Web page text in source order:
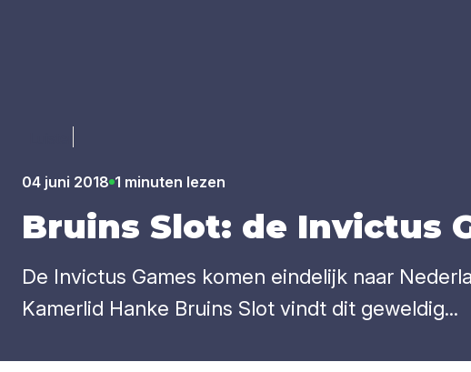
04 juni 2018 1 minuten lezen
Bruins Slot: de Invic­tus
De Invictus Games komen eindelijk naar
Kamerlid Hanke Bruins Slot vindt dit geweldig...